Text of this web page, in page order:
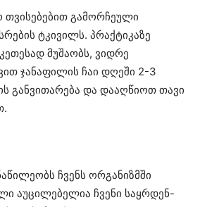
თვისებებით გამორჩეული
ტკივილს. პრაქტიკაზე
მუშაობს, ვიდრე
ჯანაფილის ჩაი დღეში 2-3
განვითარება და დააღწიოთ თავი
ჩვენს ორგანიზმში
აუცილებელია ჩვენი საყრდენ-